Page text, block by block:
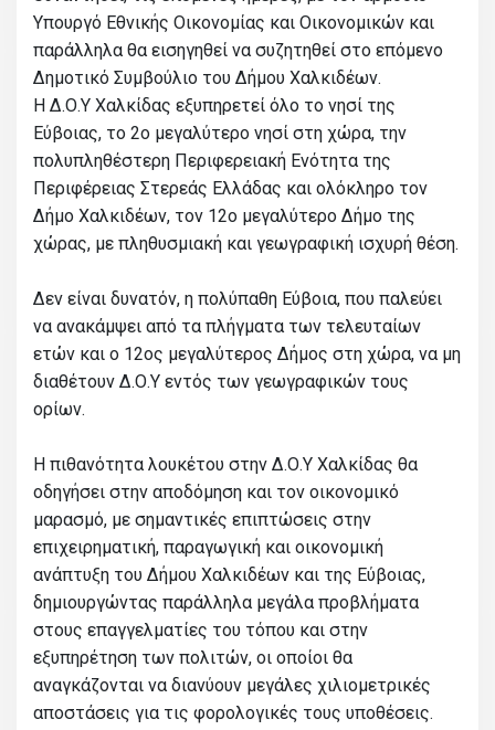
Υπουργό Εθνικής Οικονομίας και Οικονομικών και
παράλληλα θα εισηγηθεί να συζητηθεί στο επόμενο
Δημοτικό Συμβούλιο του Δήμου Χαλκιδέων.
Η Δ.Ο.Υ Χαλκίδας εξυπηρετεί όλο το νησί της
Εύβοιας, το 2ο μεγαλύτερο νησί στη χώρα, την
πολυπληθέστερη Περιφερειακή Ενότητα της
Περιφέρειας Στερεάς Ελλάδας και ολόκληρο τον
Δήμο Χαλκιδέων, τον 12ο μεγαλύτερο Δήμο της
χώρας, με πληθυσμιακή και γεωγραφική ισχυρή θέση.
Δεν είναι δυνατόν, η πολύπαθη Εύβοια, που παλεύει
να ανακάμψει από τα πλήγματα των τελευταίων
ετών και ο 12ος μεγαλύτερος Δήμος στη χώρα, να μη
διαθέτουν Δ.Ο.Υ εντός των γεωγραφικών τους
ορίων.
Η πιθανότητα λουκέτου στην Δ.Ο.Υ Χαλκίδας θα
οδηγήσει στην αποδόμηση και τον οικονομικό
μαρασμό, με σημαντικές επιπτώσεις στην
επιχειρηματική, παραγωγική και οικονομική
ανάπτυξη του Δήμου Χαλκιδέων και της Εύβοιας,
δημιουργώντας παράλληλα μεγάλα προβλήματα
στους επαγγελματίες του τόπου και στην
εξυπηρέτηση των πολιτών, οι οποίοι θα
αναγκάζονται να διανύουν μεγάλες χιλιομετρικές
αποστάσεις για τις φορολογικές τους υποθέσεις.